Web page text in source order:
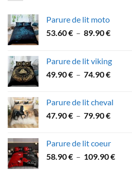
Parure de lit moto
53.60€ – 89.90€Plage
53.60 €
à
Parure de lit viking
49.90€ – 74.90€Plage
49.90 €
à
Parure de lit cheval
47.90€ – 79.90€Plage
à
Parure de lit coeur
58.90€ – 109.90€Plage